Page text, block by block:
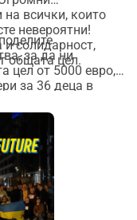
от
украинска
от която
Знам от
в
дава
на всички, които
невероятни!
солидарност,
общата цел.
за да ни
цел от 5000 евро,
за 36 деца в
run-for-ukraines-